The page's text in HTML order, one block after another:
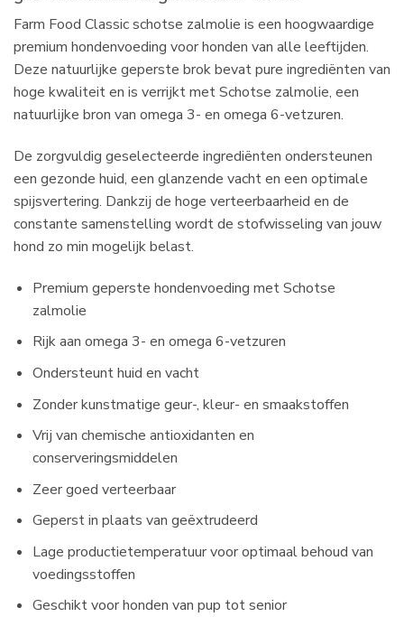
Farm Food Classic schotse zalmolie is een hoogwaardige
premium hondenvoeding voor honden van alle leeftijden.
Deze natuurlijke geperste brok bevat pure ingrediënten van
hoge kwaliteit en is verrijkt met Schotse zalmolie, een
natuurlijke bron van omega 3- en omega 6-vetzuren.
De zorgvuldig geselecteerde ingrediënten ondersteunen
een gezonde huid, een glanzende vacht en een optimale
spijsvertering. Dankzij de hoge verteerbaarheid en de
constante samenstelling wordt de stofwisseling van jouw
hond zo min mogelijk belast.
Premium geperste hondenvoeding met Schotse
zalmolie
Rijk aan omega 3- en omega 6-vetzuren
Ondersteunt huid en vacht
Zonder kunstmatige geur-, kleur- en smaakstoffen
Vrij van chemische antioxidanten en
conserveringsmiddelen
Zeer goed verteerbaar
Geperst in plaats van geëxtrudeerd
Lage productietemperatuur voor optimaal behoud van
voedingsstoffen
Geschikt voor honden van pup tot senior